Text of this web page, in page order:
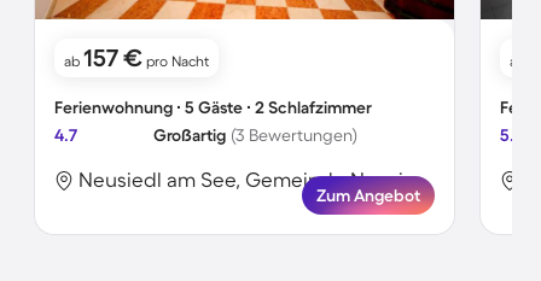
ab 157 € pro Nacht
Ferienwohnung ∙ 5 Gäste ∙ 2 Schlafzimmer
4.7
Großartig (3 Bewertungen)
Neusiedl am See, Gemeinde Neusiedl am See, Österreich
Zum Angebot
ab
5.0